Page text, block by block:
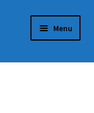
Menu